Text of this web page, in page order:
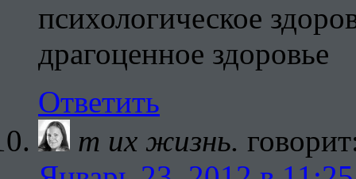
психологическое
драгоценное здоровье
Ответить
т их жизнь.